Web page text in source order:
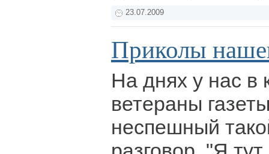
23.07.2009
Приколы
На днях у нас в
ветераны
неспешный